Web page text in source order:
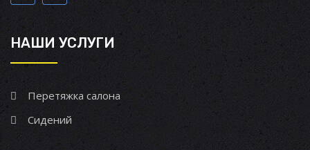
НАШИ УСЛУГИ
Перетяжка салона
Сидений